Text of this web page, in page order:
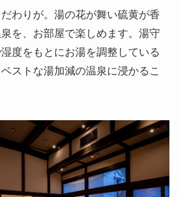
わりが。湯の花が舞い硫黄が香
を、お部屋で楽しめます。湯守
度をもとにお湯を調整している
ストな湯加減の温泉に浸かるこ